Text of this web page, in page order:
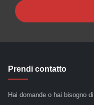
Prendi contatto
Hai domande o hai bisogno